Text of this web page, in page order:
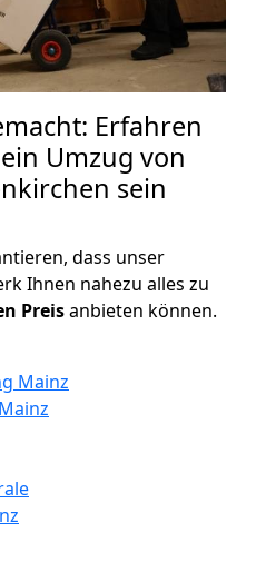
Erfahren
Umzug von
sein
dass unser
Ihnen nahezu alles zu
Preisanbieten können.
Mainz